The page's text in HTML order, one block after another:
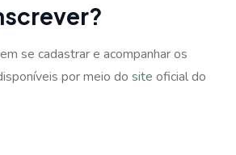
se cadastrar e acompanhar os
por meio do site oficial do